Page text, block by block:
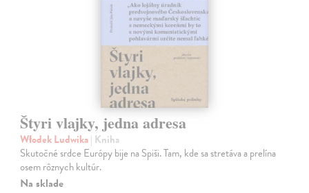
Štyri vlajky, jedna adresa
Włodek Ludwika| Kniha
Skutočné srdce Európy bije na Spiši. Tam, kde sa stretáva a prelína
osem rôznych kultúr.
Na sklade